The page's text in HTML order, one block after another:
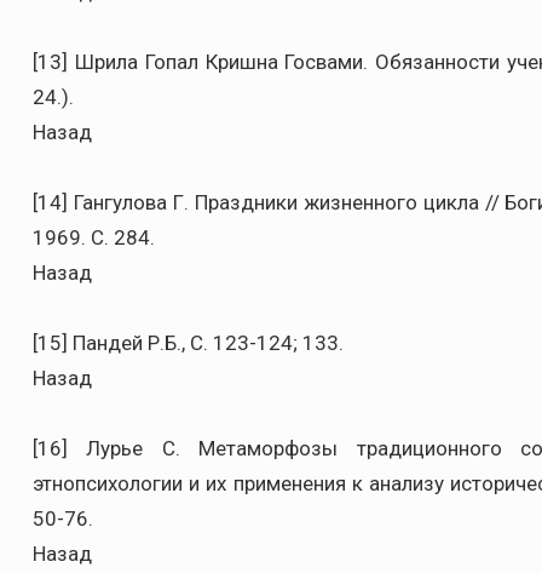
[13] Шрила Гопал Кришна Госвами. Обязанности
24.).
Назад
[14] Гангулова Г. Праздники жизненного цикла //
1969. C. 284.
Назад
[15] Пандей Р.Б., C. 123-124; 133.
Назад
[16] Лурье С. Метаморфозы традиционного
этнопсихологии и их применения к анализу
50-76.
Назад